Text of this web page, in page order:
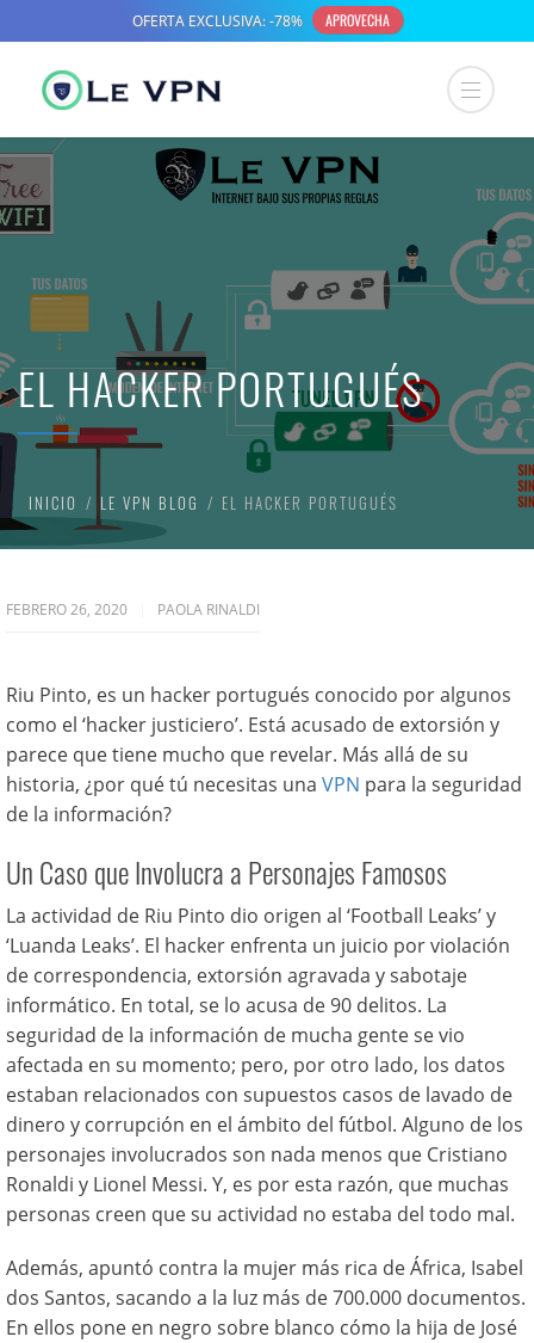
EL HACKER PORTUGUÉS
INICIO LE VPN BLOG EL HACKER PORTUGUÉS
FEBRERO 26, 2020 PAOLA RINALDI
Riu Pinto, es un hacker portugués conocido por algunos
como el ‘hacker justiciero’. Está acusado de extorsión y
parece que tiene mucho que revelar. Más allá de su
historia, ¿por qué tú necesitas una VPN para la seguridad
de la información?
Un Caso que Involucra a Personajes Famosos
La actividad de Riu Pinto dio origen al ‘Football Leaks’ y
‘Luanda Leaks’. El hacker enfrenta un juicio por violación
de correspondencia, extorsión agravada y sabotaje
informático. En total, se lo acusa de 90 delitos. La
seguridad de la información de mucha gente se vio
afectada en su momento; pero, por otro lado, los datos
estaban relacionados con supuestos casos de lavado de
dinero y corrupción en el ámbito del fútbol. Alguno de los
personajes involucrados son nada menos que Cristiano
Ronaldi y Lionel Messi. Y, es por esta razón, que muchas
personas creen que su actividad no estaba del todo mal.
Además, apuntó contra la mujer más rica de África, Isabel
dos Santos, sacando a la luz más de 700.000 documentos.
En ellos pone en negro sobre blanco cómo la hija de José